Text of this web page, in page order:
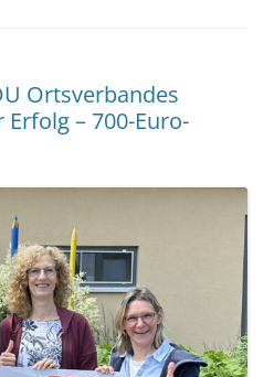
Ortsverbandes
– 700-Euro-